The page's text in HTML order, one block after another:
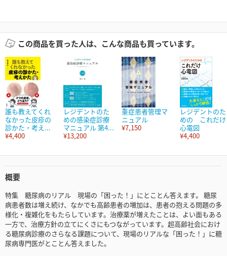
この商品を買った人は、こんな商品も買っています。
誰も教えてくれ
なかった皮疹の
診かた・考え...
¥4,400
レジデントのた
めの感染症診療
マニュアル 第4...
¥13,200
重症患者管理マ
ニュアル
¥7,150
レジデントのた
めの これだけ
心電図
¥4,400
概要
特集 糖尿病のリアル 現場の「困った！」にとことん答えます。 糖尿
病患者数は増え続け、なかでも高齢患者の増加は、患者の抱える問題の多
様化・複雑化をもたらしています。治療薬が増えたことは、よい面もある
一方で、治療方針の立てにくさにもつながっています。超高齢社会におけ
る糖尿病診療のさらなる課題について、現場のリアルな「困った！」に糖
尿病専門医がとことん答えました。